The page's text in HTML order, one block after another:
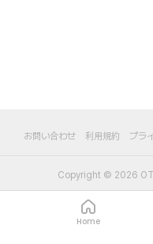
Home
お問い合わせ 利用規約 プラ
Copyright © 2026